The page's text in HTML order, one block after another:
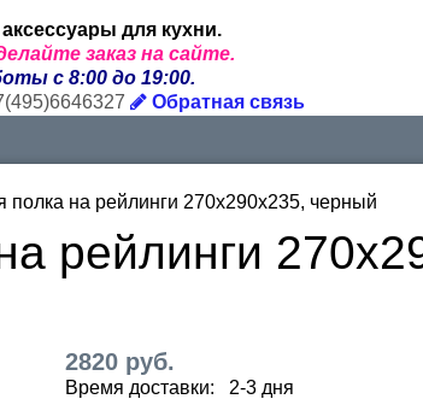
для кухни.
заказ на сайте.
с 8:00 до 19:00.
Обратная связь
полка на рейлинги 270x290x235, черный
рейлинги
2820 руб.
Время доставки: 2-3 дня